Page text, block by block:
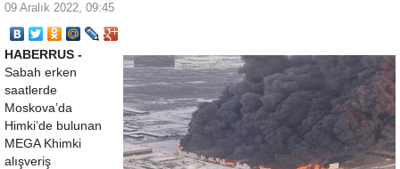
09 Aralık 2022, 09:45
HABERRUS -
Sabah erken
saatlerde
Moskova’da
Himki’de bulunan
MEGA Khimki
alışveriş